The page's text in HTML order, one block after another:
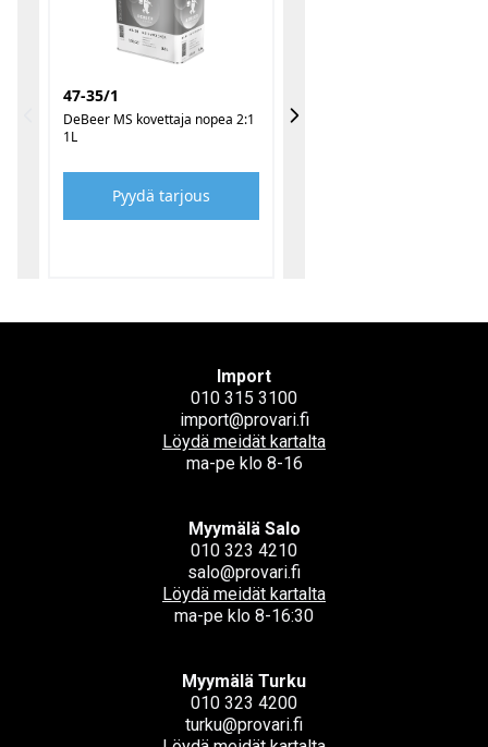
47-35/1
DeBeer MS kovettaja nopea 2:1
1L
Pyydä tarjous
Import
010 315 3100
import@provari.fi
Löydä meidät kartalta
ma-pe klo 8-16
Myymälä Salo
010 323 4210
salo@provari.fi
Löydä meidät kartalta
ma-pe klo 8-16:30
Myymälä Turku
010 323 4200
turku@provari.fi